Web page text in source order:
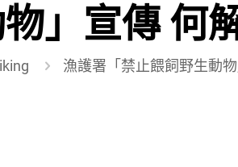
」宣傳 何
漁護署「禁止餵飼野生動